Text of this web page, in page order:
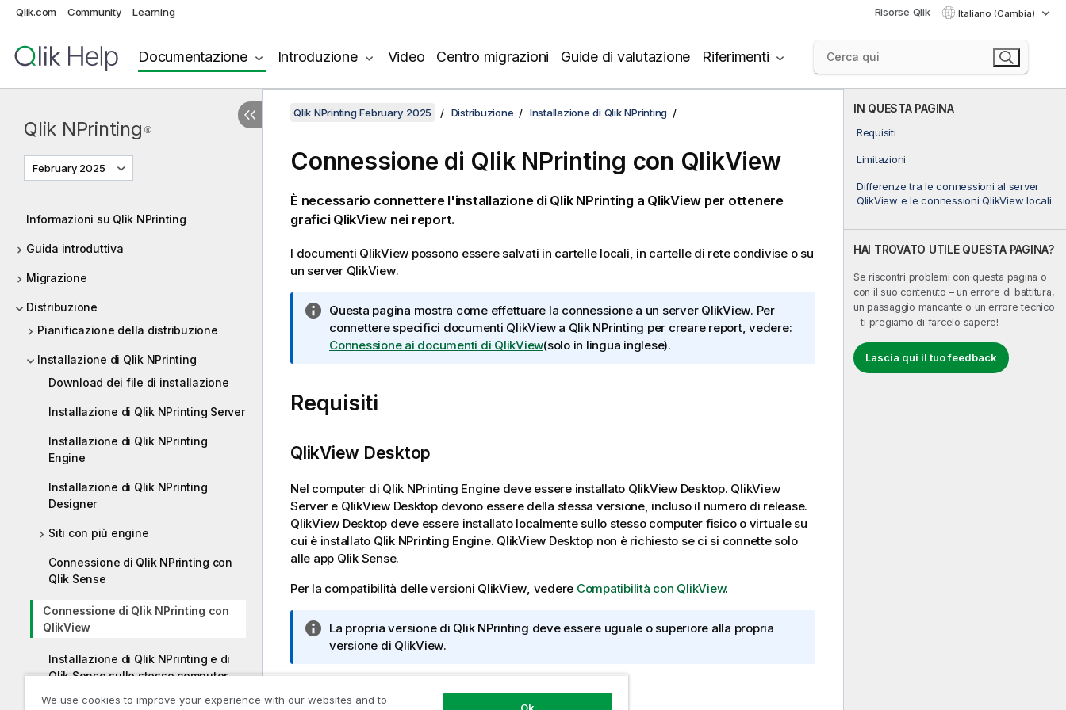
Qlik.com Community Learning Risorse Qlik Italiano (Cambia)
Documentazione Introduzione Video Centro migrazioni Guide di valutazione Riferimenti
Qlik NPrinting ®
February 2025
Informazioni su Qlik NPrinting
Guida introduttiva
Migrazione
Distribuzione
Pianificazione della distribuzione
Installazione di Qlik NPrinting
Download dei file di installazione
Installazione di Qlik NPrinting Server
Installazione di Qlik NPrinting
Engine
Installazione di Qlik NPrinting
Designer
Siti con più engine
Connessione di Qlik NPrinting con
Qlik Sense
Connessione di Qlik NPrinting con
QlikView
Installazione di Qlik NPrinting e di
Qlik Sense sullo stesso computer
Disinstallazione di Qlik NPrinting
IN QUESTA PAGINA
Requisiti
Limitazioni
Differenze tra le connessioni al server
QlikView e le connessioni QlikView locali
HAI TROVATO UTILE QUESTA PAGINA?
Se riscontri problemi con questa pagina o
con il suo contenuto – un errore di battitura,
un passaggio mancante o un errore tecnico
– ti pregiamo di farcelo sapere!
Lascia qui il tuo feedback
Qlik NPrinting February 2025 Distribuzione Installazione di Qlik NPrinting
Connessione di Qlik NPrinting con QlikView
È necessario connettere l'installazione di Qlik NPrintinga QlikView per ottenere
grafici QlikView nei report.
I documenti QlikView possono essere salvati in cartelle locali, in cartelle di rete condivise o su
un server QlikView.
N
o
t
n
f
r
a
t
i
c
a
Questa pagina mostra come effettuare la connessione a un server QlikView. Per
connettere specifici documenti QlikViewa Qlik NPrinting per creare report, vedere:
Connessione ai documenti di QlikView(solo in lingua inglese).
Requisiti
QlikView Desktop
Nel computer di Qlik NPrinting Enginedeve essere installato QlikView Desktop. QlikView
Servere QlikView Desktopdevono essere della stessa versione, incluso il numero di release.
QlikView Desktop deve essere installato localmente sullo stesso computer fisico o virtuale su
cui è installato Qlik NPrinting Engine. QlikView Desktop non è richiesto se ci si connette solo
alle app Qlik Sense.
Per la compatibilità delle versioni QlikView, vedere Compatibilità con QlikView.
N
o
i
La propria versione di Qlik NPrinting deve essere uguale o superiore alla propria
versione di QlikView.
QlikView Server
We use cookies to improve your experience with our websites and to